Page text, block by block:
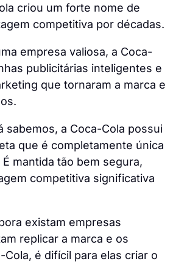
criou um forte nome de
competitiva por décadas.
empresa valiosa, a Coca-
publicitárias inteligentes e
que tornaram a marca e
sabemos, a Coca-Cola possui
que é completamente única
mantida tão bem segura,
competitiva significativa
existam empresas
replicar a marca e os
é difícil para elas criar o